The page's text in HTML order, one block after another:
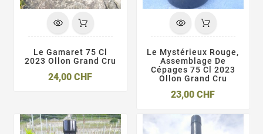
Le Gamaret 75 Cl
2023 Ollon Grand Cru
24,00 CHFPrix
Le Mystérieux Rouge,
Assemblage De
Cépages 75 Cl 2023
Ollon Grand Cru
23,00 CHFPrix